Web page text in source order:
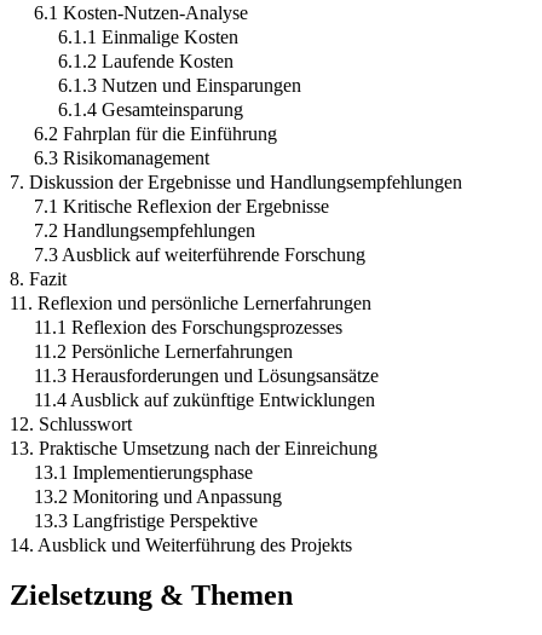
6.1 Kosten-Nutzen-Analyse
6.1.1 Einmalige Kosten
6.1.2 Laufende Kosten
6.1.3 Nutzen und Einsparungen
6.1.4 Gesamteinsparung
6.2 Fahrplan für die Einführung
6.3 Risikomanagement
7. Diskussion der Ergebnisse und Handlungsempfehlungen
7.1 Kritische Reflexion der Ergebnisse
7.2 Handlungsempfehlungen
7.3 Ausblick auf weiterführende Forschung
8. Fazit
11. Reflexion und persönliche Lernerfahrungen
11.1 Reflexion des Forschungsprozesses
11.2 Persönliche Lernerfahrungen
11.3 Herausforderungen und Lösungsansätze
11.4 Ausblick auf zukünftige Entwicklungen
12. Schlusswort
13. Praktische Umsetzung nach der Einreichung
13.1 Implementierungsphase
13.2 Monitoring und Anpassung
13.3 Langfristige Perspektive
14. Ausblick und Weiterführung des Projekts
Zielsetzung & Themen